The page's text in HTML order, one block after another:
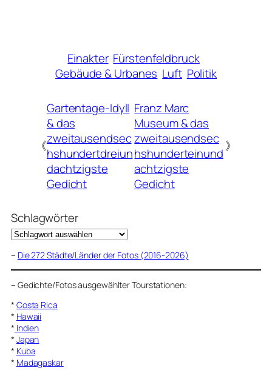
Einakter Fürstenfeldbruck
Gebäude & Urbanes Luft Politik
《
Gartentage-Idyll
& das
zweitausendsec
hshundertdreiun
dachtzigste
Gedicht
Franz Marc
Museum & das
zweitausendsec
hshunderteinund
achtzigste
Gedicht
》
Schlagwörter
– Die 272 Städte/Länder der Fotos (2016-2026)
– Gedichte/Fotos ausgewählter Tourstationen:
* Costa Rica
* Hawaii
* Indien
* Japan
* Kuba
* Madagaskar